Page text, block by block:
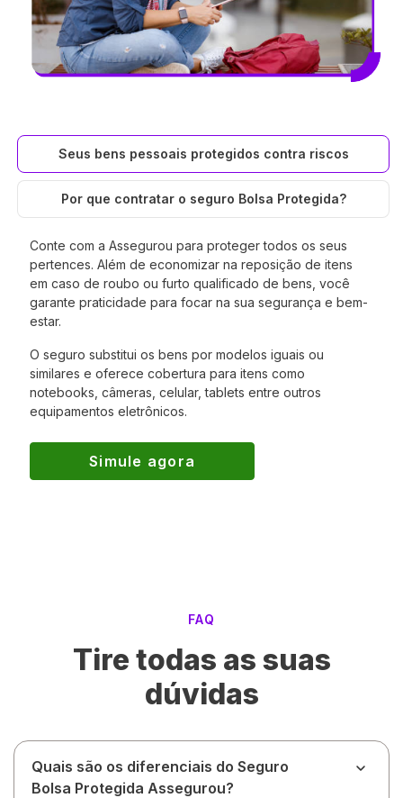
Seus bens pessoais protegidos contra riscos
Por que contratar o seguro Bolsa Protegida?
Conte com a Assegurou para proteger todos os seus
pertences. Além de economizar na reposição de itens
em caso de roubo ou furto qualificado de bens, você
garante praticidade para focar na sua segurança e bem-
estar.
O seguro substitui os bens por modelos iguais ou
similares e oferece cobertura para itens como
notebooks, câmeras, celular, tablets entre outros
equipamentos eletrônicos.
Simule agora
FAQ
Tire todas as suas
dúvidas
Quais são os diferenciais do Seguro
Bolsa Protegida Assegurou?